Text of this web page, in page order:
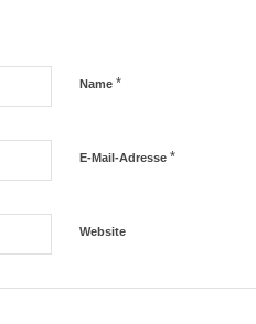
Name *
E-Mail-Adresse *
Website